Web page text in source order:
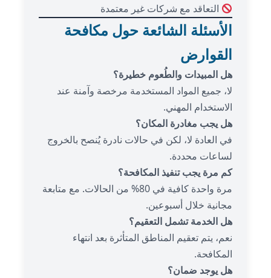
التعاقد مع شركات غير معتمدة
الأسئلة الشائعة حول مكافحة
القوارض
هل المبيدات والطُعوم خطيرة؟
لا، جميع المواد المستخدمة مرخصة وآمنة عند
الاستخدام المهني.
هل يجب مغادرة المكان؟
في العادة لا، لكن في حالات نادرة يُنصح بالخروج
لساعات محددة.
كم مرة يجب تنفيذ المكافحة؟
مرة واحدة كافية في 80% من الحالات. مع متابعة
مجانية خلال أسبوعين.
هل الخدمة تشمل التعقيم؟
نعم، يتم تعقيم المناطق المتأثرة بعد انتهاء
المكافحة.
هل يوجد ضمان؟